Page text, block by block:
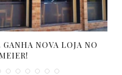
NOVA LOJA NO